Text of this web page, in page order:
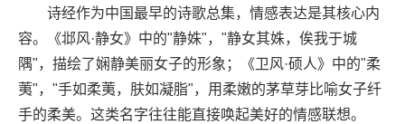
诗经作为中国最早的诗歌总集，情感表达是其核心内
容。《邶风·静女》中的"静姝"，"静女其姝，俟我于城
隅"，描绘了娴静美丽女子的形象；《卫风·硕人》中的"柔
荑"，"手如柔荑，肤如凝脂"，用柔嫩的茅草芽比喻女子纤
手的柔美。这类名字往往能直接唤起美好的情感联想。